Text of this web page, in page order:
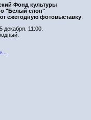
Фонд культуры
"Белый слон"
ежегодную фотовыставку
декабря. 11:00.